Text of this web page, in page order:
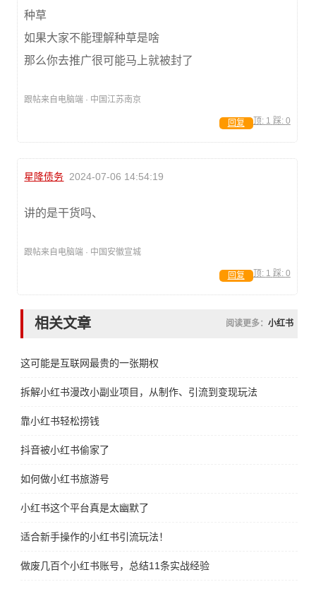
种草
如果大家不能理解种草是啥
那么你去推广很可能马上就被封了
跟帖来自电脑端 · 中国江苏南京
顶: 1 踩: 0
回复
星隆债务 2024-07-06 14:54:19
讲的是干货吗、
跟帖来自电脑端 · 中国安徽宣城
顶: 1 踩: 0
回复
相关文章 阅读更多： 小红书
这可能是互联网最贵的一张期权
拆解小红书漫改小副业项目，从制作、引流到变现玩法
靠小红书轻松捞钱
抖音被小红书偷家了
如何做小红书旅游号
小红书这个平台真是太幽默了
适合新手操作的小红书引流玩法！
做废几百个小红书账号，总结11条实战经验